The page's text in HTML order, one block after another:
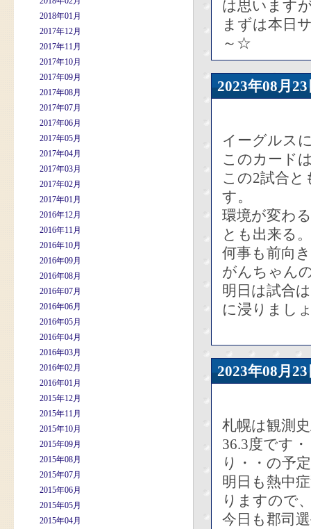
2018年01月
2017年12月
2017年11月
2017年10月
2017年09月
2017年08月
2017年07月
2017年06月
2017年05月
2017年04月
2017年03月
2017年02月
2017年01月
2016年12月
2016年11月
2016年10月
2016年09月
2016年08月
2016年07月
2016年06月
2016年05月
2016年04月
2016年03月
2016年02月
2016年01月
2015年12月
2015年11月
2015年10月
2015年09月
2015年08月
2015年07月
2015年06月
2015年05月
2015年04月
は思います
まずは本日
～☆
2023年08
イーグルス
このカード
この2試合と
す。
環境が変わ
とも出来る。
何事も前向
がんちゃん
明日は試合
に浸りまし
2023年08
札幌は観測
36.3度です
り・・の予
明日も熱中
りますので
今日も郡司